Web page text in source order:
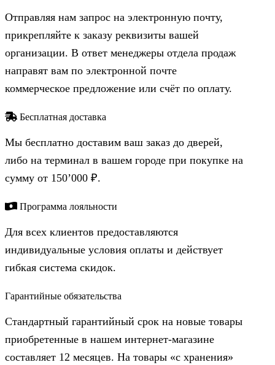
Отправляя нам запрос на электронную почту,
прикрепляйте к заказу реквизиты вашей
организации. В ответ менеджеры отдела продаж
направят вам по электронной почте
коммерческое предложение или счёт по оплату.
Бесплатная доставка
Мы бесплатно доставим ваш заказ до дверей,
либо на терминал в вашем городе при покупке на
сумму от 150’000 ₽.
Программа лояльности
Для всех клиентов предоставляются
индивидуальные условия оплаты и действует
гибкая система скидок.
Гарантийные обязательства
Стандартный гарантийный срок на новые товары
приобретенные в нашем интернет-магазине
составляет 12 месяцев. На товары «с хранения»